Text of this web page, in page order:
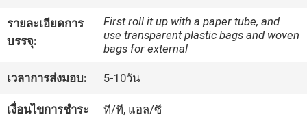
รายละเอียดการ
บรรจุ:
First roll it up with a paper tube, and
use transparent plastic bags and woven
bags for external
เวลาการส่งมอบ: 5-10วัน
เงื่อนไขการชำระ
ที/ที, แอล/ซี